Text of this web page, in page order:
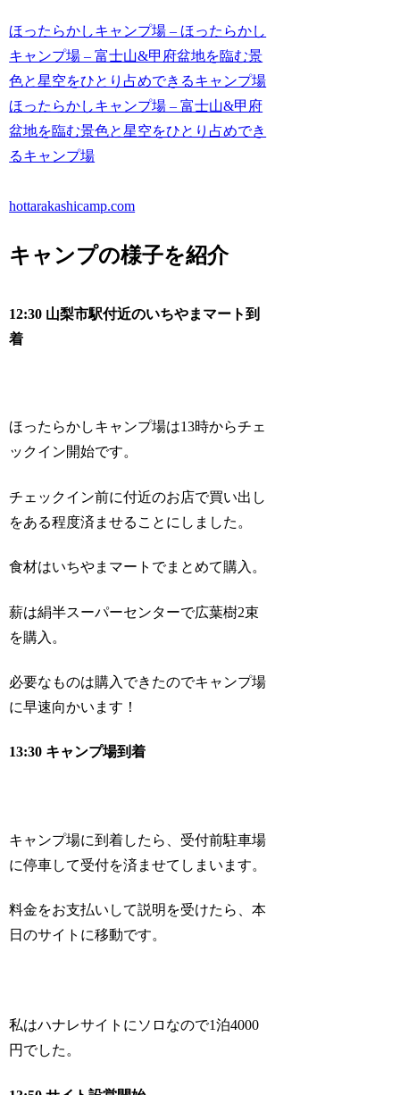
ほったらかしキャンプ場 – ほったらかし
キャンプ場 – 富士山&甲府盆地を臨む景
色と星空をひとり占めできるキャンプ場
ほったらかしキャンプ場 – 富士山&甲府
盆地を臨む景色と星空をひとり占めでき
るキャンプ場
hottarakashicamp.com
キャンプの様子を紹介
12:30 山梨市駅付近のいちやまマート到
着
ほったらかしキャンプ場は13時からチェ
ックイン開始です。
チェックイン前に付近のお店で買い出し
をある程度済ませることにしました。
食材はいちやまマートでまとめて購入。
薪は絹半スーパーセンターで広葉樹2束
を購入。
必要なものは購入できたのでキャンプ場
に早速向かいます！
13:30 キャンプ場到着
キャンプ場に到着したら、受付前駐車場
に停車して受付を済ませてしまいます。
料金をお支払いして説明を受けたら、本
日のサイトに移動です。
私はハナレサイトにソロなので1泊4000
円でした。